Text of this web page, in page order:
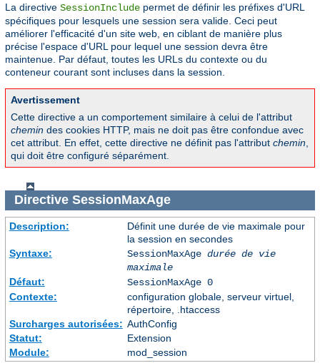
La directive SessionInclude permet de définir les préfixes d'URL
spécifiques pour lesquels une session sera valide. Ceci peut
améliorer l'efficacité d'un site web, en ciblant de manière plus
précise l'espace d'URL pour lequel une session devra être
maintenue. Par défaut, toutes les URLs du contexte ou du
conteneur courant sont incluses dans la session.
Avertissement
Cette directive a un comportement similaire à celui de l'attribut
chemin des cookies HTTP, mais ne doit pas être confondue avec
cet attribut. En effet, cette directive ne définit pas l'attribut chemin
qui doit être configuré séparément.
Directive SessionMaxAge
Description:
Définit une durée de vie maximale pour
la session en secondes
Syntaxe:
SessionMaxAge durée de vie
maximale
Défaut:
SessionMaxAge 0
Contexte:
configuration globale, serveur virtuel,
répertoire, .htaccess
Surcharges autorisées: AuthConfig
Statut:
Extension
Module:
mod_session